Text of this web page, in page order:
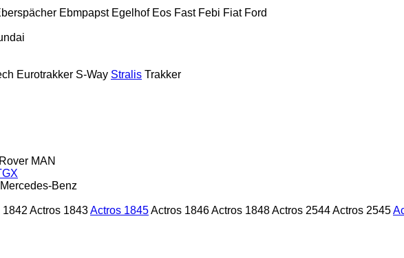
Ebmpapst Egelhof Eos Fast Febi Fiat Ford
Eurotrakker S-Way Stralis Trakker
MAN
Mercedes-Benz
1842 Actros 1843Actros 1845Actros 1846Actros 1848Actros 2544Actros 2545